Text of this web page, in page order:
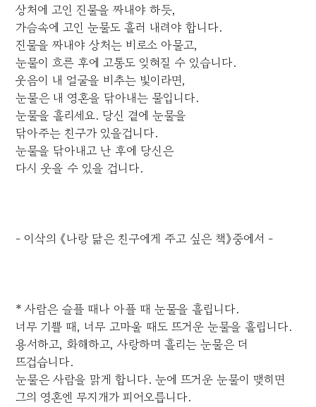
상처에 고인 진물을 짜내야 하듯,
가슴속에 고인 눈물도 흘러 내려야 합니다.
진물을 짜내야 상처는 비로소 아물고,
눈물이 흐른 후에 고통도 잊혀질 수 있습니다.
웃음이 내 얼굴을 비추는 빛이라면,
눈물은 내 영혼을 닦아내는 물입니다.
눈물을 흘리세요. 당신 곁에 눈물을
닦아주는 친구가 있을겁니다.
눈물을 닦아내고 난 후에 당신은
다시 웃을 수 있을 겁니다.
- 이삭의 《나랑 닮은 친구에게 주고 싶은 책》중에서 -
* 사람은 슬플 때나 아플 때 눈물을 흘립니다.
너무 기쁠 때, 너무 고마울 때도 뜨거운 눈물을 흘립니다.
용서하고, 화해하고, 사랑하며 흘리는 눈물은 더
뜨겁습니다.
눈물은 사람을 맑게 합니다. 눈에 뜨거운 눈물이 맺히면
그의 영혼엔 무지개가 피어오릅니다.